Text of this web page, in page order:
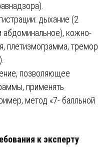
дыхание (2
абдоминальное), кожно-
плетизмограмма, тремор
позволяющее
применять
метод «7- балльной
к эксперту